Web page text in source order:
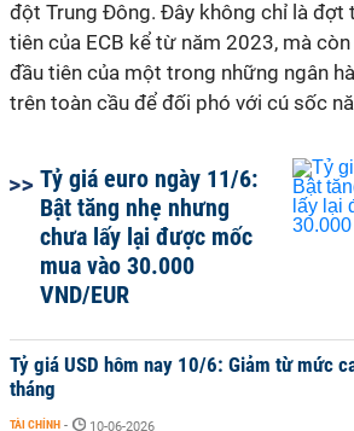
đột Trung Đông. Đây không chỉ là đợt
tiên của ECB kể từ năm 2023, mà
đầu tiên của một trong những ngân
trên toàn cầu để đối phó với cú sốc
Tỷ giá euro ngày 11/6:
Bật tăng nhẹ nhưng
chưa lấy lại được mốc
mua vào 30.000
VND/EUR
Tỷ giá USD hôm nay 10/6: Giảm từ mức
tháng
TÀI CHÍNH - 10-06-2026